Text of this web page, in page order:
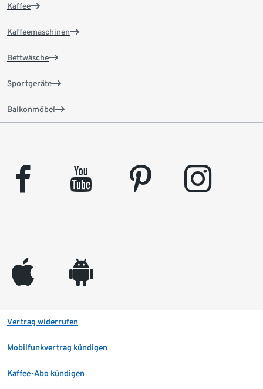
Kaffee
Kaffeemaschinen
Bettwäsche
Sportgeräte
Balkonmöbel
facebook youtube pinterest instagram
appleinc android
Vertrag widerrufen
Mobilfunkvertrag kündigen
Kaffee-Abo kündigen